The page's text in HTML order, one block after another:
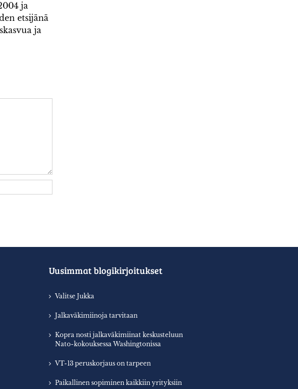
ja
etsijänä
ja
Uusimmat blogikirjoitukset
Valitse Jukka
Jalkaväkimiinoja tarvitaan
Kopra nosti jalkaväkimiinat keskusteluun
Nato-kokouksessa Washingtonissa
VT-13 peruskorjaus on tarpeen
Paikallinen sopiminen kaikkiin yrityksiin